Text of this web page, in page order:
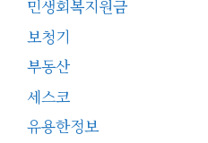
민생회복지원금
보청기
부동산
세스코
유용한정보